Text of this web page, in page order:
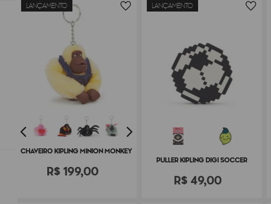
LANÇAMENTO
CHAVEIRO KIPLING MINION MONKEY
R$199,00
LANÇAMENTO
PULLER KIPLING DIGI SOCCER
R$ 49,00